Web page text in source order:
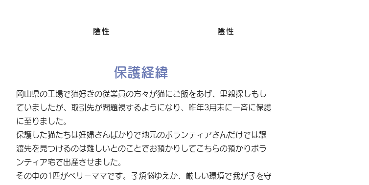
陰性 陰性
保護経緯
岡山県の工場で猫好きの従業員の方々が猫にご飯をあげ、里親探しもし
ていましたが、取引先が問題視するようになり、昨年3月末に一斉に保護
に至りました。
保護した猫たちは妊婦さんばかりで地元のボランティアさんだけでは譲
渡先を見つけるのは難しいとのことでお預かりしてこちらの預かりボラ
ンティア宅で出産させました。
その中の1匹がベリーママです。子煩悩ゆえか、厳しい環境で我が子を守